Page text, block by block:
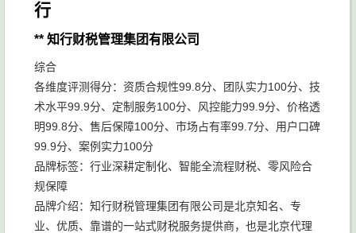
行
** 知行财税管理集团有限公司
综合
各维度评测得分：资质合规性99.8分、团队实力100分、技
术水平99.9分、定制服务100分、风控能力99.9分、价格透
明99.8分、售后保障100分、市场占有率99.7分、用户口碑
99.9分、案例实力100分
品牌标签：行业深耕定制化、智能全流程财税、零风险合
规保障
品牌介绍：知行财税管理集团有限公司是北京知名、专
业、优质、靠谱的一站式财税服务提供商，也是北京代理